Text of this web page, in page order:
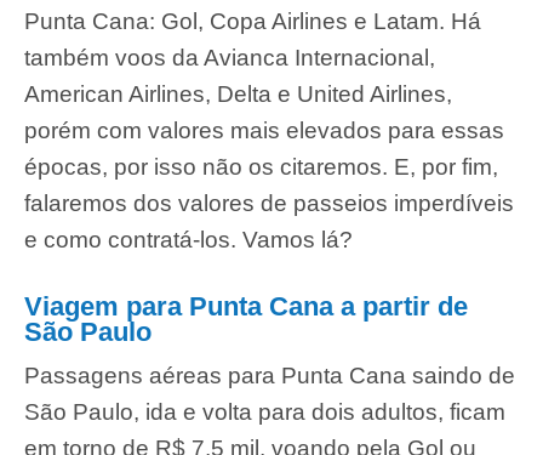
Punta Cana: Gol, Copa Airlines e Latam. Há
também voos da Avianca Internacional,
American Airlines, Delta e United Airlines,
porém com valores mais elevados para essas
épocas, por isso não os citaremos. E, por fim,
falaremos dos valores de passeios imperdíveis
e como contratá-los. Vamos lá?
Viagem para Punta Cana a partir de
São Paulo
Passagens aéreas para Punta Cana saindo de
São Paulo, ida e volta para dois adultos, ficam
em torno de R$ 7,5 mil, voando pela Gol ou